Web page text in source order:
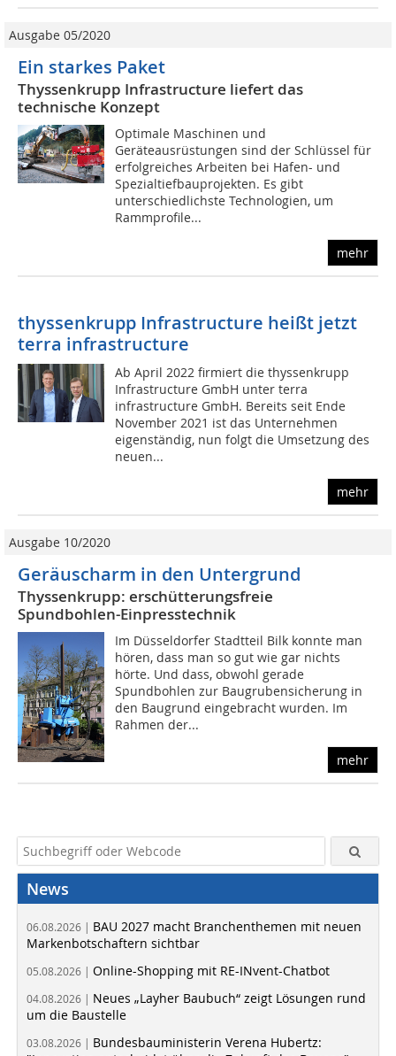
Ausgabe 05/2020
Ein starkes Paket
Thyssenkrupp Infrastructure liefert das
technische Konzept
Optimale Maschinen und
Geräteausrüstungen sind der Schlüssel für
erfolgreiches Arbeiten bei Hafen- und
Spezialtiefbauprojekten. Es gibt
unterschiedlichste Technologien, um
Rammprofile...
mehr
thyssenkrupp Infrastructure heißt jetzt
terra infrastructure
Ab April 2022 firmiert die thyssenkrupp
Infrastructure GmbH unter terra
infrastructure GmbH. Bereits seit Ende
November 2021 ist das Unternehmen
eigenständig, nun folgt die Umsetzung des
neuen...
mehr
Ausgabe 10/2020
Geräuscharm in den Untergrund
Thyssenkrupp: erschütterungsfreie
Spundbohlen-Einpresstechnik
Im Düsseldorfer Stadtteil Bilk konnte man
hören, dass man so gut wie gar nichts
hörte. Und dass, obwohl gerade
Spundbohlen zur Baugrubensicherung in
den Baugrund eingebracht wurden. Im
Rahmen der...
mehr
News
06.08.2026 | BAU 2027 macht Branchenthemen mit neuen
Markenbotschaftern sichtbar
05.08.2026 | Online-Shopping mit RE-INvent-Chatbot
04.08.2026 | Neues „Layher Baubuch“ zeigt Lösungen rund
um die Baustelle
03.08.2026 | Bundesbauministerin Verena Hubertz: